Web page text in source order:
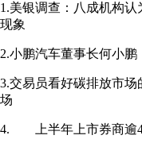
1.美银调查：八成机构
现象
2.小鹏汽车董事长何小
3.交易员看好碳排放市
场
4. 上半年上市券商逾